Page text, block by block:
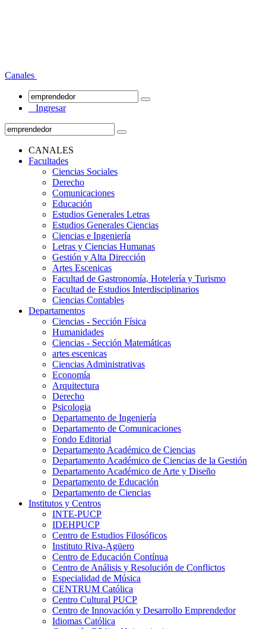
Canales
Ingresar
CANALES
Facultades
Ciencias Sociales
Derecho
Comunicaciones
Educación
Estudios Generales Letras
Estudios Generales Ciencias
Ciencias e Ingeniería
Letras y Ciencias Humanas
Gestión y Alta Dirección
Artes Escenicas
Facultad de Gastronomía, Hotelería y Turismo
Facultad de Estudios Interdisciplinarios
Ciencias Contables
Departamentos
Ciencias - Sección Física
Humanidades
Ciencias - Sección Matemáticas
artes escenicas
Ciencias Administrativas
Economía
Arquitectura
Derecho
Psicologia
Departamento de Ingeniería
Departamento de Comunicaciones
Fondo Editorial
Departamento Académico de Ciencias
Departamento Académico de Ciencias de la Gestión
Departamento Académico de Arte y Diseño
Departamento de Educación
Departamento de Ciencias
Institutos y Centros
INTE-PUCP
IDEHPUCP
Centro de Estudios Filosóficos
Instituto Riva-Agüero
Centro de Educación Contínua
Centro de Análisis y Resolución de Conflictos
Especialidad de Música
CENTRUM Católica
Centro Cultural PUCP
Centro de Innovación y Desarrollo Emprendedor
Idiomas Católica